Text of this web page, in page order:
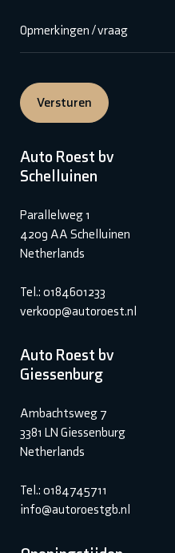
Opmerkingen / vraag
Versturen
Auto Roest bv
Schelluinen
Parallelweg 1
4209 AA Schelluinen
Netherlands
Tel.: 0184601233
verkoop@autoroest.nl
Auto Roest bv
Giessenburg
Ambachtsweg 7
3381 LN Giessenburg
Netherlands
Tel.: 0184745711
info@autoroestgb.nl